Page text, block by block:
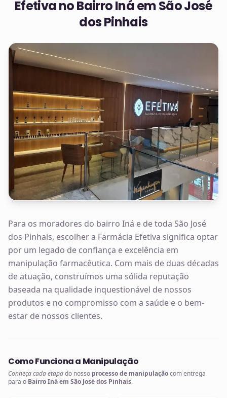
Efetiva noBairro Iná em São José
dos Pinhais
Para os moradores do bairro Iná e de toda São José
dos Pinhais, escolher a Farmácia Efetiva significa optar
por um legado de confiança e excelência em
manipulação farmacêutica. Com mais de duas décadas
de atuação, construímos uma sólida reputação
baseada na qualidade inquestionável de nossos
produtos e no compromisso com a saúde e o bem-
estar de nossos clientes.
Como Funciona a Manipulação
Conheça cada etapado nosso processo de manipulaçãocom entrega
para o Bairro Iná em São José dos Pinhais.